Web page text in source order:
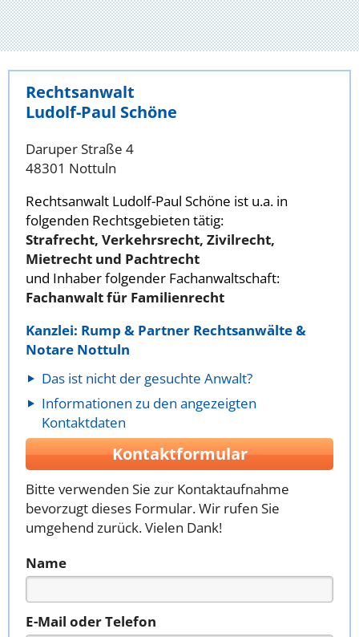
Rechtsanwalt
Ludolf-Paul Schöne
Daruper Straße 4
48301 Nottuln
Rechtsanwalt Ludolf-Paul Schöne ist u.a. in
folgenden Rechtsgebieten tätig:
Strafrecht, Verkehrsrecht, Zivilrecht,
Mietrecht und Pachtrecht
und Inhaber folgender Fachanwaltschaft:
Fachanwalt für Familienrecht
Kanzlei: Rump & Partner Rechtsanwälte &
Notare Nottuln
Das ist nicht der gesuchte Anwalt?
Informationen zu den angezeigten
Kontaktdaten
Kontaktformular
Bitte verwenden Sie zur Kontaktaufnahme
bevorzugt dieses Formular. Wir rufen Sie
umgehend zurück. Vielen Dank!
Name
E-Mail oder Telefon